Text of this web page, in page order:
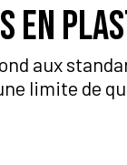
en
aux
limite de